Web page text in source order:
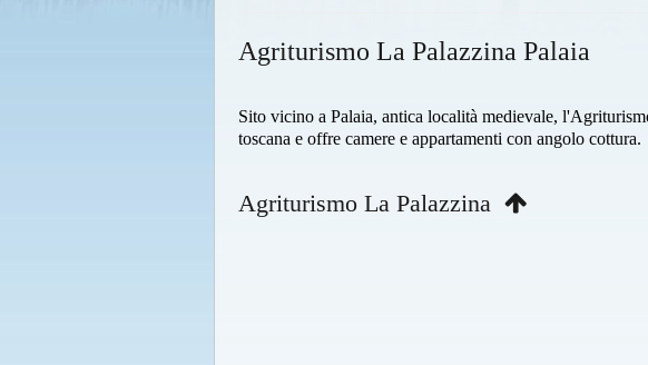
Agriturismo La Palazzina Palaia
Sito vicino a Palaia, antica località medievale,
toscana e offre camere e appartamenti con angolo cottura.
Agriturismo La Palazzina